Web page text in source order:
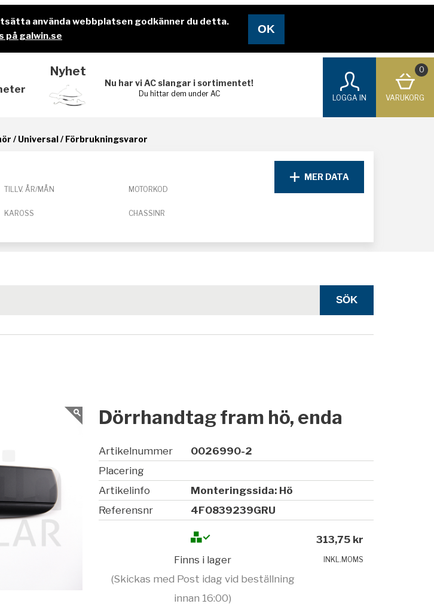
använda webbplatsen godkänner du detta.
på galwin.se
Nyhet
Nu har vi AC slangar i sortimentet!
Du hittar dem under AC
LOGGA IN
0
VARUKORG
/ Universal / Förbrukningsvaror
TILLV. ÅR/MÅN MOTORKOD
KAROSS CHASSINR
MER DATA
Dörrhandtag fram hö, enda
Artikelnummer
0026990-2
Placering
Artikelinfo
Monteringssida: Hö
Referensnr
4F0839239GRU
Finns i lager
(Skickas med Post idag vid beställning
innan 16:00)
313,75 kr
INKL.MOMS